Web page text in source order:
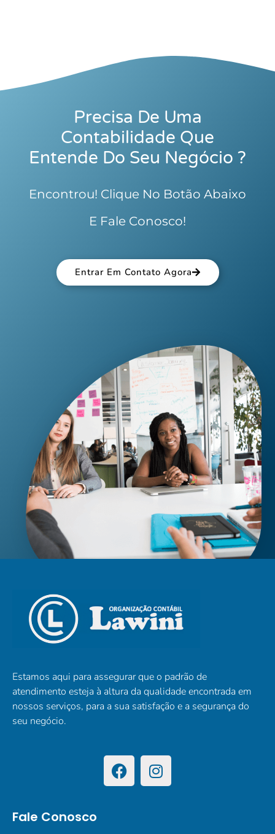
Precisa De Uma
Contabilidade Que
Entende Do Seu Negócio ?
Encontrou! Clique No Botão Abaixo
E Fale Conosco!
Entrar Em Contato Agora
Estamos aqui para assegurar que o padrão de
atendimento esteja à altura da qualidade encontrada em
nossos serviços, para a sua satisfação e a segurança do
seu negócio.
Fale Conosco